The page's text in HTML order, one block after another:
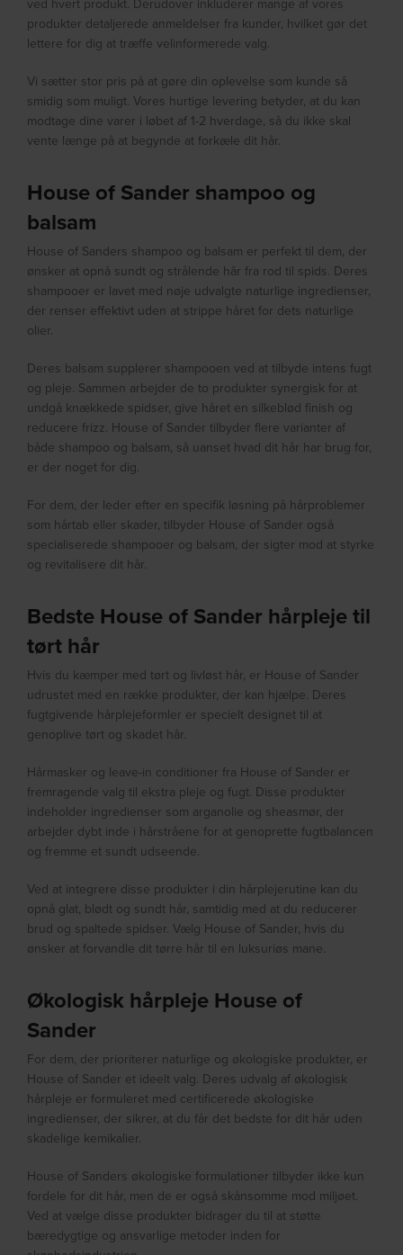
ved hvert produkt. Derudover inkluderer mange af vores
produkter detaljerede anmeldelser fra kunder, hvilket gør det
lettere for dig at træffe velinformerede valg.
Vi sætter stor pris på at gøre din oplevelse som kunde så
smidig som muligt. Vores hurtige levering betyder, at du kan
modtage dine varer i løbet af 1-2 hverdage, så du ikke skal
vente længe på at begynde at forkæle dit hår.
House of Sander shampoo og
balsam
House of Sanders shampoo og balsam er perfekt til dem, der
ønsker at opnå sundt og strålende hår fra rod til spids. Deres
shampooer er lavet med nøje udvalgte naturlige ingredienser,
der renser effektivt uden at strippe håret for dets naturlige
olier.
Deres balsam supplerer shampooen ved at tilbyde intens fugt
og pleje. Sammen arbejder de to produkter synergisk for at
undgå knækkede spidser, give håret en silkeblød finish og
reducere frizz. House of Sander tilbyder flere varianter af
både shampoo og balsam, så uanset hvad dit hår har brug for,
er der noget for dig.
For dem, der leder efter en specifik løsning på hårproblemer
som hårtab eller skader, tilbyder House of Sander også
specialiserede shampooer og balsam, der sigter mod at styrke
og revitalisere dit hår.
Bedste House of Sander hårpleje til
tørt hår
Hvis du kæmper med tørt og livløst hår, er House of Sander
udrustet med en række produkter, der kan hjælpe. Deres
fugtgivende hårplejeformler er specielt designet til at
genoplive tørt og skadet hår.
Hårmasker og leave-in conditioner fra House of Sander er
fremragende valg til ekstra pleje og fugt. Disse produkter
indeholder ingredienser som arganolie og sheasmør, der
arbejder dybt inde i hårstråene for at genoprette fugtbalancen
og fremme et sundt udseende.
Ved at integrere disse produkter i din hårplejerutine kan du
opnå glat, blødt og sundt hår, samtidig med at du reducerer
brud og spaltede spidser. Vælg House of Sander, hvis du
ønsker at forvandle dit tørre hår til en luksuriøs mane.
Økologisk hårpleje House of
Sander
For dem, der prioriterer naturlige og økologiske produkter, er
House of Sander et ideelt valg. Deres udvalg af økologisk
hårpleje er formuleret med certificerede økologiske
ingredienser, der sikrer, at du får det bedste for dit hår uden
skadelige kemikalier.
House of Sanders økologiske formulationer tilbyder ikke kun
fordele for dit hår, men de er også skånsomme mod miljøet.
Ved at vælge disse produkter bidrager du til at støtte
bæredygtige og ansvarlige metoder inden for